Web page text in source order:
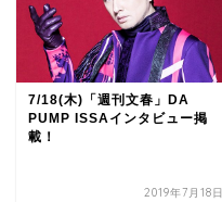
7/18(木)「週刊文春」DA
PUMP ISSAインタビュー掲
載！
2019年7月18日